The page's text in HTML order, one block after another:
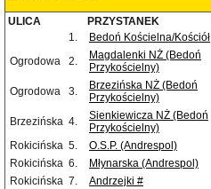
ULICA PRZYSTANEK
1.
Bedoń Kościelna/Kościół
Ogrodowa
2.
Magdalenki NŻ (Bedoń
Przykościelny)
Ogrodowa
3.
Brzezińska NŻ (Bedoń
Przykościelny)
Brzezińska 4.
Sienkiewicza NŻ (Bedoń
Przykościelny)
Rokicińska 5. O.S.P. (Andrespol)
Rokicińska 6. Młynarska (Andrespol)
Rokicińska 7. Andrzejki #